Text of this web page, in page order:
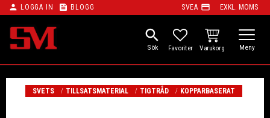
Meny
person LOGGA IN feed BLOGG SVEA payment EXKL. MOMS
search
FAVORITER
KUNDVAGN
SVETS TILLSATSMATERIAL TIGTRÅD KOPPARBASERAT